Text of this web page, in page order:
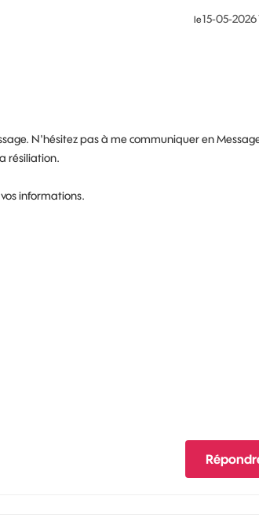
le‎15-05-2026
N'hésitez pas à me communiquer en
résiliation.
informations.